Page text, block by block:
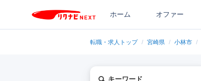
ホーム オファー
転職・求人トップ / 宮崎県 / 小林市 /
キーワード